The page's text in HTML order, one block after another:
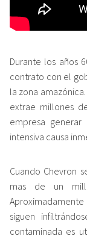
Durante los años
contrato con el
la zona
extrae millones
empresa generar
intensiva causa
Cuando Chevron
mas de un
siguen
contaminada es